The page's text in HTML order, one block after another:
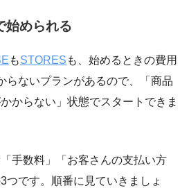
始められる
もSTORES も、始めるときの費用
らないプランがあるので、「商品
からない」状態でスタートできま
手数料」「お客さんの支払い方
つです。順番に見ていきましょ